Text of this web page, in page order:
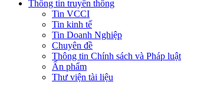
Thông tin truyền thông
Tin VCCI
Tin kinh tế
Tin Doanh Nghiệp
Chuyên đề
Thông tin Chính sách và Pháp luật
Ấn phẩm
Thư viện tài liệu